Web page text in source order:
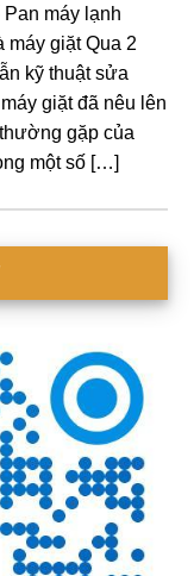
Pan máy lạnh
máy giặt Qua 2
kỹ thuật sửa
giặt đã nêu lên
gặp của
một số […]